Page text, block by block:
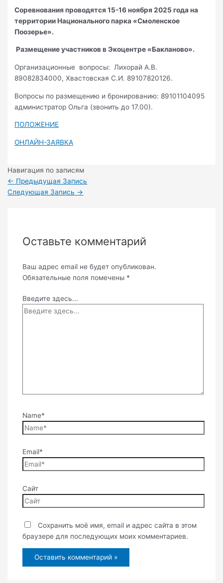
Соревнования проводятся 15-16 ноября 2025 года на
территории Национального парка «Смоленское
Поозерье».
Размещение участников в Экоцентре «Бакланово».
Организационные вопросы: Лихорай А.В.
89082834000, Хвастовская С.И. 89107820126.
Вопросы по размещению и бронированию: 89101104095
администратор Ольга (звонить до 17.00).
ПОЛОЖЕНИЕ
ОНЛАЙН-ЗАЯВКА
Навигация по записям
← Предыдущая Запись
Следующая Запись →
Оставьте комментарий
Ваш адрес email не будет опубликован.
Обязательные поля помечены *
Введите здесь...
Name*
Email*
Сайт
Сохранить моё имя, email и адрес сайта в этом
браузере для последующих моих комментариев.